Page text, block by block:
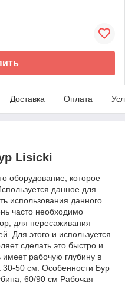
Доставка Оплата
Lisicki
оборудование, которое
данное для
использования данного
часто необходимо
для пересаживания
Для этого и используется
сделать это быстро и
рабочую глубину в
30-50 см. Особенности Бур
60/90 см Рабочая